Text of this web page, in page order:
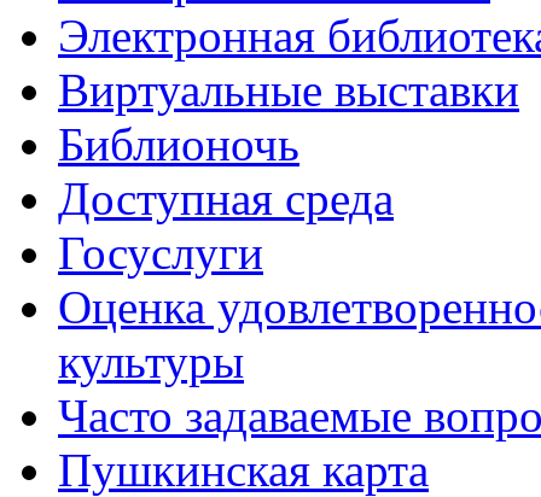
Электронная
Виртуальные выставки
Библионочь
Доступная среда
Госуслуги
Оценка
культуры
Часто задаваемые
Пушкинская карта